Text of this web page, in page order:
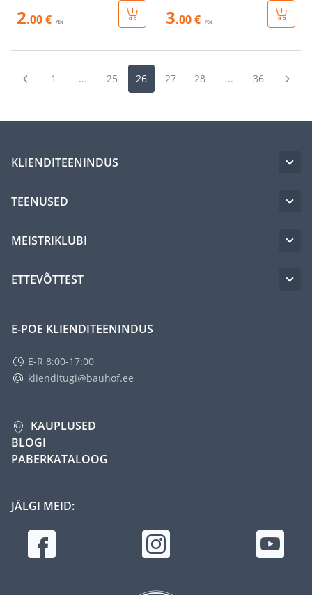
2.00 € /tk 3.00 € /tk
1 ... 25 26 27 28 ... 36
KLIENDITEENINDUS
TEENUSED
MEISTRIKLUBI
ETTEVÕTTEST
E-POE KLIENDITEENINDUS
E-R 8:00-17:00
klienditugi@bauhof.ee
KAUPLUSED
BLOGI
PABERKATALOOG
JÄLGI MEID: